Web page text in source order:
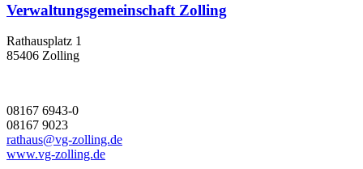
Verwaltungsgemeinschaft Zolling
Rathausplatz 1
85406 Zolling
08167 6943-0
08167 9023
rathaus@vg-zolling.de
www.vg-zolling.de